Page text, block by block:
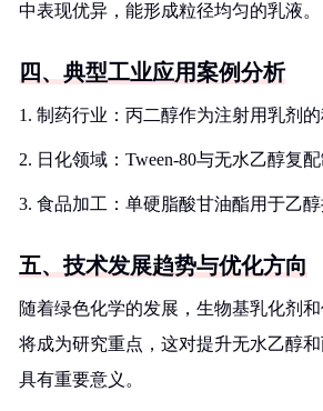
中表现优异，能形成粒径均匀的乳液。
四、典型工业应用案例分析
1. 制药行业：丙二醇作为注射用乳剂的
2. 日化领域：Tween-80与无水乙醇复
3. 食品加工：单硬脂酸甘油酯用于乙
五、技术发展趋势与优化方向
随着绿色化学的发展，生物基乳化剂
将成为研究重点，这对提升无水乙醇
具有重要意义。